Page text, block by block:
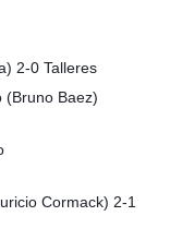
2-0 Talleres
(Bruno Baez)
Cormack) 2-1